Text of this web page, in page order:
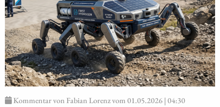
Kommentar von Fabian Lorenz vom 01.05.2026 | 04:30